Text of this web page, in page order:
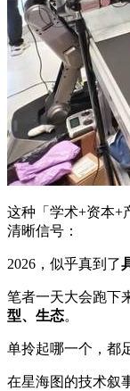
这种「学术+资本+
清晰信号：
2026，似乎真到了
笔者一天大会跑下
型、生态。
单拎起哪一个，都
在星海图的技术叙